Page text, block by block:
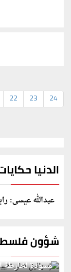
22 23 24
الدنيا
عبدالله عيسى:
شؤون
إسرائيل تعلن
مسودة لخارطة